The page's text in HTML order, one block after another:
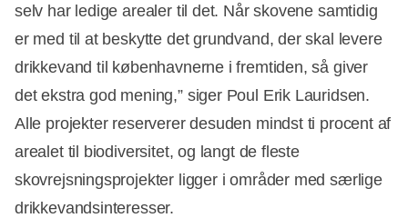
selv har ledige arealer til det. Når skovene samtidig
er med til at beskytte det grundvand, der skal levere
drikkevand til københavnerne i fremtiden, så giver
det ekstra god mening,” siger Poul Erik Lauridsen.
Alle projekter reserverer desuden mindst ti procent af
arealet til biodiversitet, og langt de fleste
skovrejsningsprojekter ligger i områder med særlige
drikkevandsinteresser.